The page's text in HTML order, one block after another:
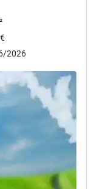
2026